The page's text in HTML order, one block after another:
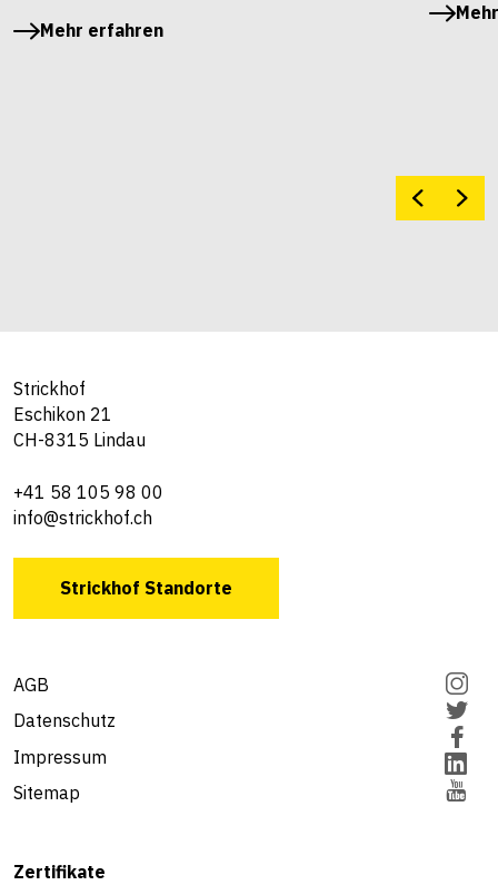
Mehr erfahren
Strickhof
Eschikon 21
CH-8315 Lindau
+41 58 105 98 00
info@strickhof.ch
Strickhof Standorte
AGB
Datenschutz
Impressum
Sitemap
Zertifikate